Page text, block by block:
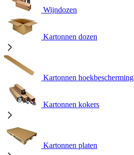
Wijndozen
Kartonnen dozen
Kartonnen hoekbescherming
Kartonnen kokers
Kartonnen platen